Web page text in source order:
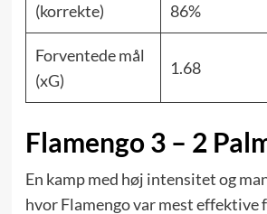
(korrekte)
86%
Forventede mål
(xG)
1.68
Flamengo 3 – 2
En kamp med høj intensitet og
hvor Flamengo var mest effektive